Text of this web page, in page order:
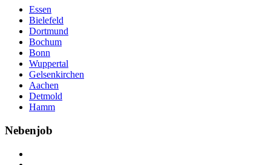
Essen
Bielefeld
Dortmund
Bochum
Bonn
Wuppertal
Gelsenkirchen
Aachen
Detmold
Hamm
Nebenjob